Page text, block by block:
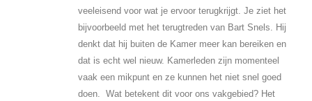
veeleisend voor wat je ervoor terugkrijgt. Je ziet het
bijvoorbeeld met het terugtreden van Bart Snels. Hij
denkt dat hij buiten de Kamer meer kan bereiken en
dat is echt wel nieuw. Kamerleden zijn momenteel
vaak een mikpunt en ze kunnen het niet snel goed
doen. Wat betekent dit voor ons vakgebied? Het